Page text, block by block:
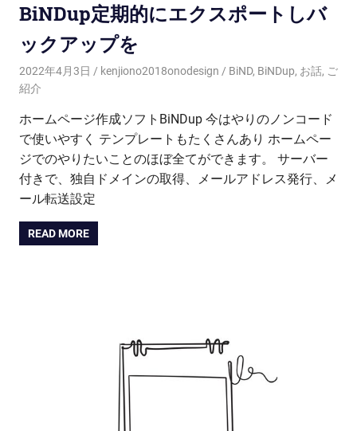
BiNDup定期的にエクスポートしバ
ックアップを
2022年4月3日 kenjiono2018onodesign BiND, BiNDup, お話, ご
紹介
ホームページ作成ソフトBiNDup 今はやりのノンコード
で使いやすく テンプレートもたくさんあり ホームペー
ジでのやりたいことのほぼ全てができます。 サーバー
付きで、独自ドメインの取得、メールアドレス発行、メ
ール転送設定
READ MORE